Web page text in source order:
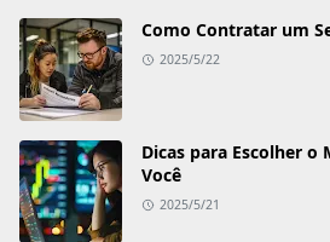
Como Contratar um
2025/5/22
Dicas para Escolher o
Você
2025/5/21